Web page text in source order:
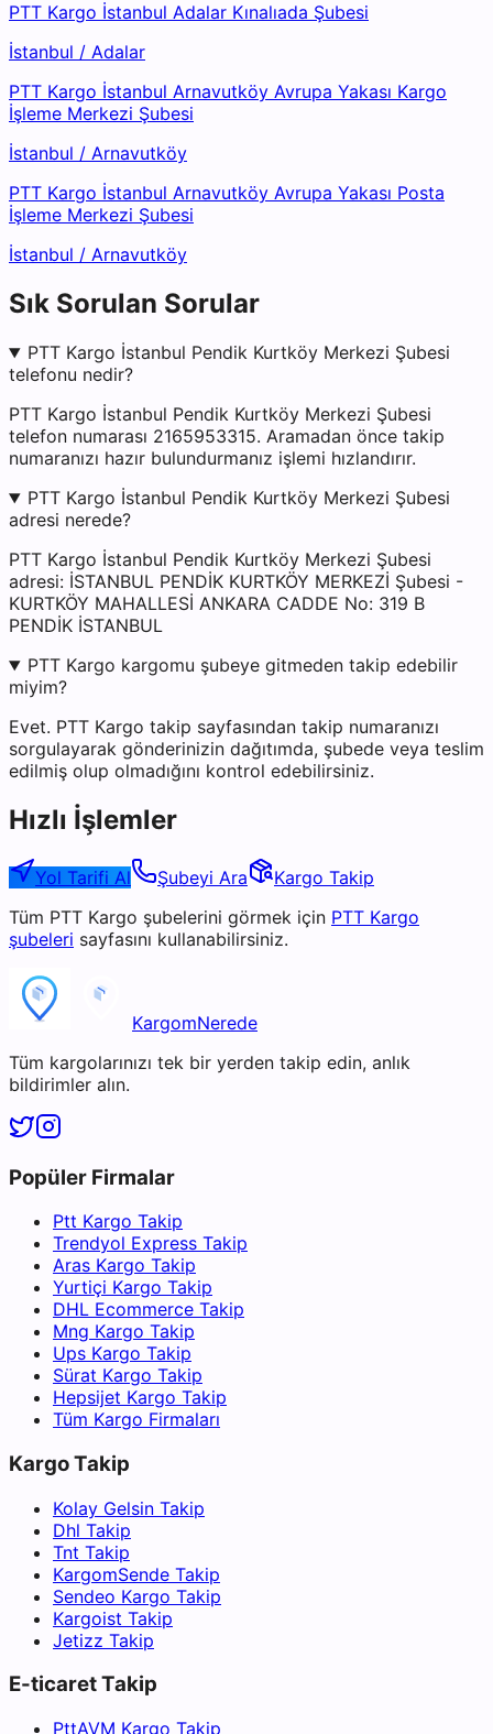
PTT Kargo İstanbul Adalar Kınalıada Şubesi
İstanbul / Adalar
PTT Kargo İstanbul Arnavutköy Avrupa Yakası Kargo
İşleme Merkezi Şubesi
İstanbul / Arnavutköy
PTT Kargo İstanbul Arnavutköy Avrupa Yakası Posta
İşleme Merkezi Şubesi
İstanbul / Arnavutköy
Sık Sorulan Sorular
PTT Kargo İstanbul Pendik Kurtköy Merkezi Şubesi
telefonu nedir?
PTT Kargo İstanbul Pendik Kurtköy Merkezi Şubesi
telefon numarası 2165953315. Aramadan önce takip
numaranızı hazır bulundurmanız işlemi hızlandırır.
PTT Kargo İstanbul Pendik Kurtköy Merkezi Şubesi
adresi nerede?
PTT Kargo İstanbul Pendik Kurtköy Merkezi Şubesi
adresi: İSTANBUL PENDİK KURTKÖY MERKEZİ Şubesi -
KURTKÖY MAHALLESİ ANKARA CADDE No: 319 B
PENDİK İSTANBUL
PTT Kargo kargomu şubeye gitmeden takip edebilir
miyim?
Evet. PTT Kargo takip sayfasından takip numaranızı
sorgulayarak gönderinizin dağıtımda, şubede veya teslim
edilmiş olup olmadığını kontrol edebilirsiniz.
Hızlı İşlemler
Yol Tarifi Al Şubeyi Ara
Kargo Takip
Tüm PTT Kargo şubelerini görmek için PTT Kargo
şubeleri sayfasını kullanabilirsiniz.
KargomNerede
Tüm kargolarınızı tek bir yerden takip edin, anlık
bildirimler alın.
Popüler Firmalar
Ptt Kargo Takip
Trendyol Express Takip
Aras Kargo Takip
Yurtiçi Kargo Takip
DHL Ecommerce Takip
Mng Kargo Takip
Ups Kargo Takip
Sürat Kargo Takip
Hepsijet Kargo Takip
Tüm Kargo Firmaları
Kargo Takip
Kolay Gelsin Takip
Dhl Takip
Tnt Takip
KargomSende Takip
Sendeo Kargo Takip
Kargoist Takip
Jetizz Takip
E-ticaret Takip
PttAVM Kargo Takip